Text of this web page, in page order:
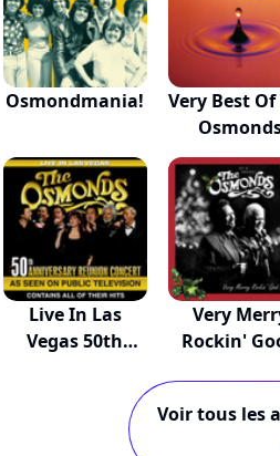
Osmondmania!
Very Best Of
Live In Las
Vegas 50th
Very
Rockin'
Voir tous les